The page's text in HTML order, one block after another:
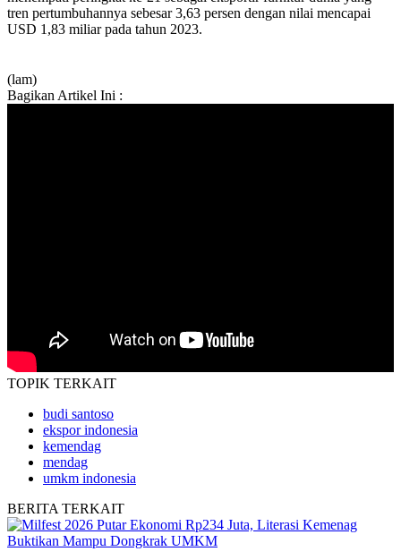
tren pertumbuhannya sebesar 3,63 persen dengan nilai mencapai
USD 1,83 miliar pada tahun 2023.
(lam)
Bagikan Artikel Ini :
TOPIK TERKAIT
budi santoso
ekspor indonesia
kemendag
mendag
umkm indonesia
BERITA TERKAIT